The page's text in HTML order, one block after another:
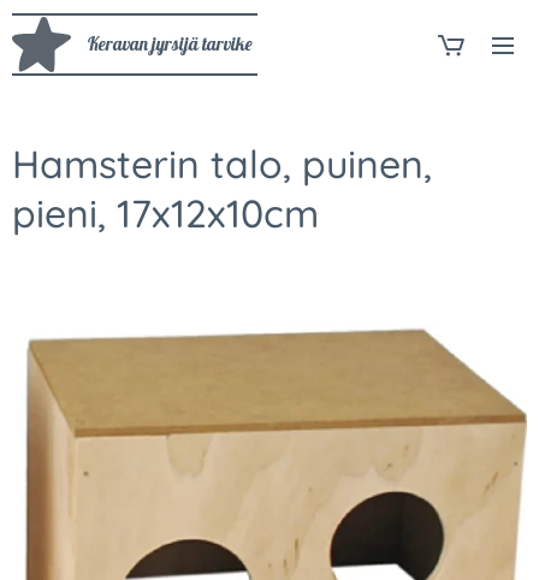
Keravan jyrsijä tarvike
Hamsterin talo, puinen,
pieni, 17x12x10cm